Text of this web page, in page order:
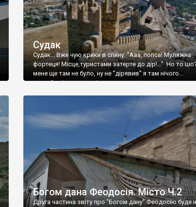
Судак
Судак... Вже чую крики в спину: "Ааа, попса! Муляжна
фортеця! Місце,туристами затерте до дір!..." Но то
мене ще там не було, ну не "дірявив" я там нічого...
принаймні до цього літа.
Богом дана Феодосія. Місто Ч.2
Друга частина звіту про "Богом дану" Феодосію буде